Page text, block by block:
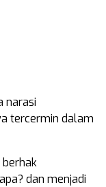
narasi
tercermin dalam
berhak
dan menjadi